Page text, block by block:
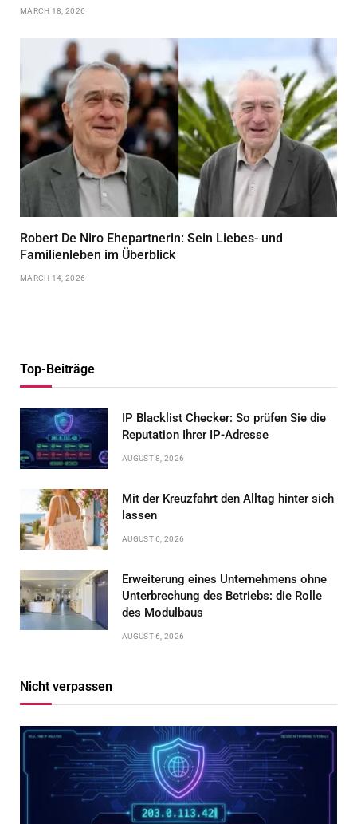
MARCH 18, 2026
Robert De Niro Ehepartnerin: Sein Liebes- und
Familienleben im Überblick
MARCH 14, 2026
Top-Beiträge
IP Blacklist Checker: So prüfen Sie die
Reputation Ihrer IP-Adresse
AUGUST 8, 2026
Mit der Kreuzfahrt den Alltag hinter sich
lassen
AUGUST 6, 2026
Erweiterung eines Unternehmens ohne
Unterbrechung des Betriebs: die Rolle
des Modulbaus
AUGUST 6, 2026
Nicht verpassen